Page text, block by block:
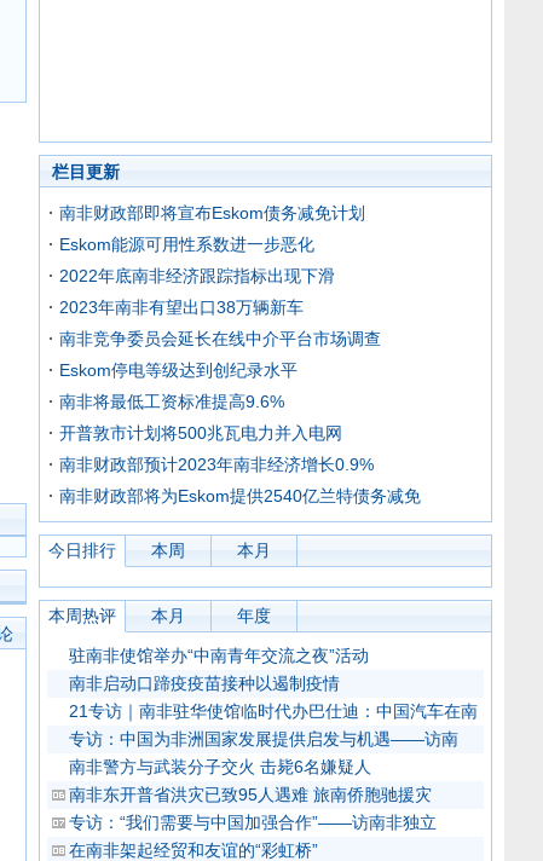
栏目更新
南非财政部即将宣布Eskom债务减免计划
Eskom能源可用性系数进一步恶化
2022年底南非经济跟踪指标出现下滑
2023年南非有望出口38万辆新车
南非竞争委员会延长在线中介平台市场调查
Eskom停电等级达到创纪录水平
南非将最低工资标准提高9.6%
开普敦市计划将500兆瓦电力并入电网
南非财政部预计2023年南非经济增长0.9%
南非财政部将为Eskom提供2540亿兰特债务减免
今日排行 本周 本月
本周热评 本月 年度
驻南非使馆举办“中南青年交流之夜”活动
南非启动口蹄疫疫苗接种以遏制疫情
21专访｜南非驻华使馆临时代办巴仕迪：中国汽车在南
专访：中国为非洲国家发展提供启发与机遇——访南
南非警方与武装分子交火 击毙6名嫌疑人
南非东开普省洪灾已致95人遇难 旅南侨胞驰援灾
专访：“我们需要与中国加强合作”——访南非独立
在南非架起经贸和友谊的“彩虹桥”